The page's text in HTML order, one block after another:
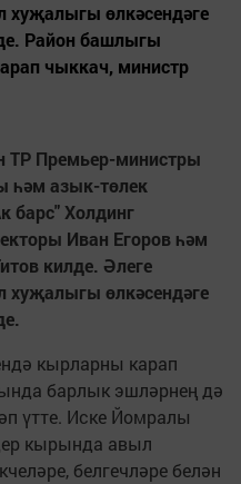
хуҗалыгы өлкәсендәге
Район башлыгы
чыккач, министр
ТР Премьер-министры
һәм азык-төлек
барс" Холдинг
Иван Егоров һәм
килде. Әлеге
хуҗалыгы өлкәсендәге
кырларны карап
барлык эшләрнең дә
үтте. Иске Йомралы
кырында авыл
белгечләре белән